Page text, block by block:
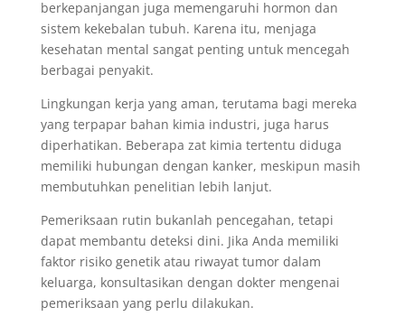
berkepanjangan juga memengaruhi hormon dan
sistem kekebalan tubuh. Karena itu, menjaga
kesehatan mental sangat penting untuk mencegah
berbagai penyakit.
Lingkungan kerja yang aman, terutama bagi mereka
yang terpapar bahan kimia industri, juga harus
diperhatikan. Beberapa zat kimia tertentu diduga
memiliki hubungan dengan kanker, meskipun masih
membutuhkan penelitian lebih lanjut.
Pemeriksaan rutin bukanlah pencegahan, tetapi
dapat membantu deteksi dini. Jika Anda memiliki
faktor risiko genetik atau riwayat tumor dalam
keluarga, konsultasikan dengan dokter mengenai
pemeriksaan yang perlu dilakukan.